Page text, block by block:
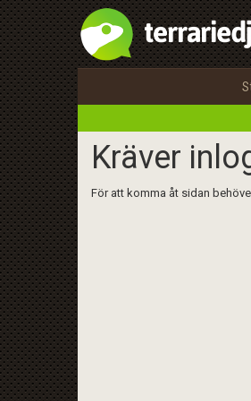
Kräver
För att komma åt sidan